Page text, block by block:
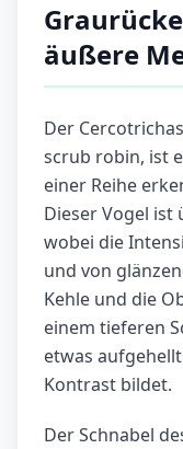
äußere
Der
scrub robin, ist
einer Reihe
Dieser Vogel
wobei die
und von
Kehle und die
einem tieferen
etwas
Kontrast bildet.
Der Schnabel